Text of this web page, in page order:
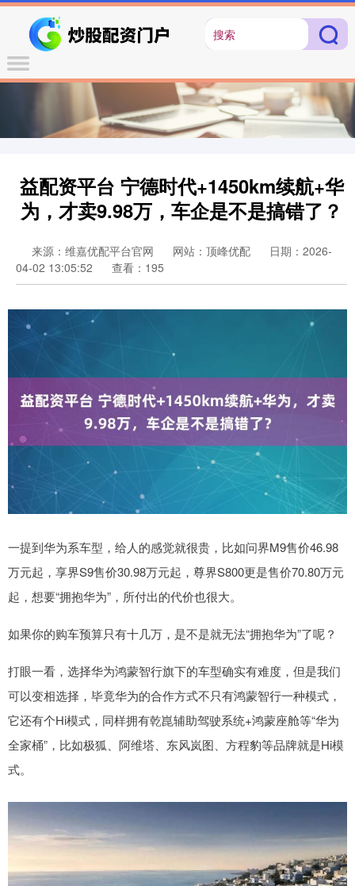
益配资平台 宁德时代+1450km续航+华
为，才卖9.98万，车企是不是搞错了？
来源：维嘉优配平台官网 网站：顶峰优配
日期：2026-
04-02 13:05:52
查看：195
一提到华为系车型，给人的感觉就很贵，比如问界M9售价46.98
万元起，享界S9售价30.98万元起，尊界S800更是售价70.80万元
起，想要“拥抱华为”，所付出的代价也很大。
如果你的购车预算只有十几万，是不是就无法“拥抱华为”了呢？
打眼一看，选择华为鸿蒙智行旗下的车型确实有难度，但是我们
可以变相选择，毕竟华为的合作方式不只有鸿蒙智行一种模式，
它还有个Hi模式，同样拥有乾崑辅助驾驶系统+鸿蒙座舱等“华为
全家桶”，比如极狐、阿维塔、东风岚图、方程豹等品牌就是Hi模
式。